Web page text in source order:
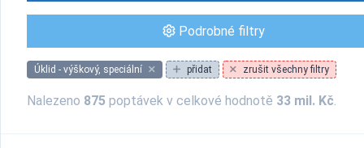
Podrobné filtry
Úklid - výškový, speciální přidat zrušit všechny filtry
Nalezeno 875 poptávek v celkové hodnotě 33 mil. Kč.